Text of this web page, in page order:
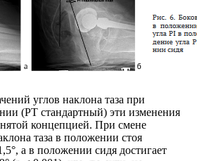
углов наклона таза при
(PT стандартный) эти изменения
концепцией. При смене
таза в положении стоя
а в положении сидя достигает